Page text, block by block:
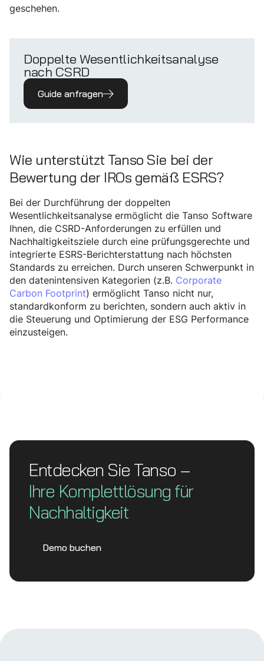
geschehen.
Doppelte Wesentlichkeitsanalyse
nach CSRD
Guide anfragen
Wie unterstützt Tanso Sie bei der
Bewertung der IROs gemäß ESRS?
Bei der Durchführung der doppelten
Wesentlichkeitsanalyse ermöglicht die Tanso Software
Ihnen, die CSRD-Anforderungen zu erfüllen und
Nachhaltigkeitsziele durch eine prüfungsgerechte und
integrierte ESRS-Berichterstattung nach höchsten
Standards zu erreichen. Durch unseren Schwerpunkt in
den datenintensiven Kategorien (z.B. Corporate
Carbon Footprint) ermöglicht Tanso nicht nur,
standardkonform zu berichten, sondern auch aktiv in
die Steuerung und Optimierung der ESG Performance
einzusteigen.
Entdecken Sie Tanso –
Ihre Komplett­lösung für
Nachhaltigkeit
Demo buchen